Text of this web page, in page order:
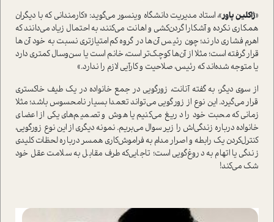
«ژاکلین پاور»، استاد مدیریت دانشگاه وینسور می‌گوید: «کارمندانی که با دیگران
همکاری نکرده و آشکارا گردن‌کشی و اهانت می‌کنند، به احتمال زیاد می‌دانند که
اهرم فشاری دارند؛ چون رئیس آن‌ها در گروه کم‌امتیازتری نسبت به خود آن‌ها
قرار گرفته است؛ مثلا از آن‌ها کوچک‌تر است، خانم است یا سن‌و‌سال کمتری دارد
یا متوجه شده‌اند که رئیس، صلاحیت و کارآیی لازم را ندارد.»
از سوی دیگر، به گفته آنانت، زورگویی در جمع خانواده در یک طیف خاکستری
قرار می‌گیرد. این نوع از زورگویی می‌تواند تعمدا بسیار نامحسوس باشد؛ مثلا
زمانی که محبت خود را دریغ می‌کنیم یا هوش و تصمیم‌های یکی از اعضای
خانواده درباره زندگی‌اش را زیر سوال می‌بریم. نمونه دیگری از این نوع زورگویی،
کنترل‌کردن یک رابطه و اصرار مدام به فراموش‌کاری همسر درباره لحظات کلیدی
زندگی یا اتهام به دروغ‌گویی است؛ تا‌جایی‌که طرف مقابل به سلامت عقل خود
شک می‌کند!